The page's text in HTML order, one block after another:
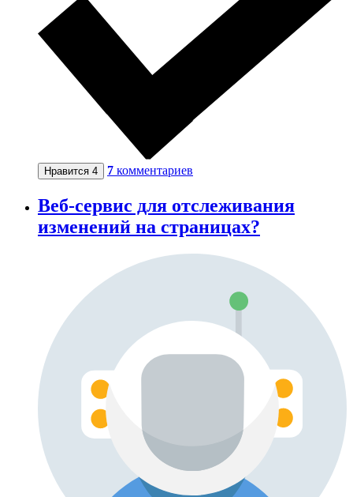
Нравится 4 7 комментариев
Веб-сервис для отслеживания
изменений на страницах?